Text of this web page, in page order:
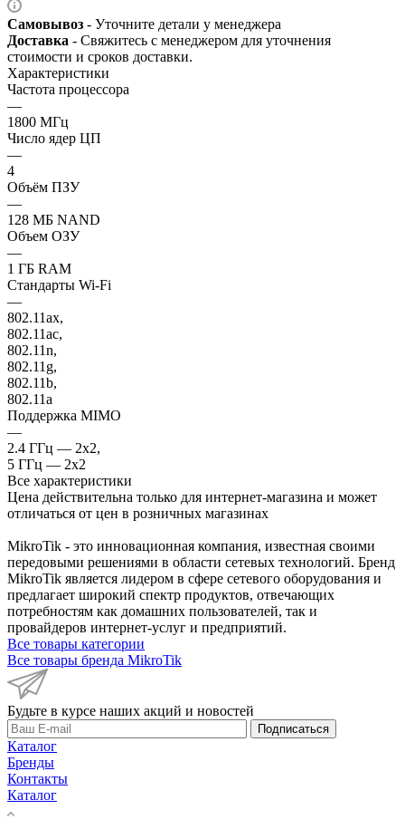
Самовывоз - Уточните детали у менеджера
Доставка - Свяжитесь с менеджером для уточнения
стоимости и сроков доставки.
Характеристики
Частота процессора
—
1800 МГц
Число ядер ЦП
—
4
Объём ПЗУ
—
128 МБ NAND
Объем ОЗУ
—
1 ГБ RAM
Стандарты Wi-Fi
—
802.11ax,
802.11ac,
802.11n,
802.11g,
802.11b,
802.11a
Поддержка MIMO
—
2.4 ГГц — 2x2,
5 ГГц — 2x2
Все характеристики
Цена действительна только для интернет-магазина и может
отличаться от цен в розничных магазинах
MikroTik - это инновационная компания, известная своими
передовыми решениями в области сетевых технологий. Бренд
MikroTik является лидером в сфере сетевого оборудования и
предлагает широкий спектр продуктов, отвечающих
потребностям как домашних пользователей, так и
провайдеров интернет-услуг и предприятий.
Все товары категории
Все товары бренда MikroTik
Будьте в курсе наших акций и новостей
Подписаться
Каталог
Бренды
Контакты
Каталог